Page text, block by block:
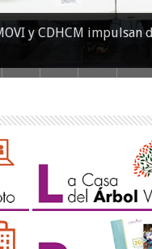
y CDHCM